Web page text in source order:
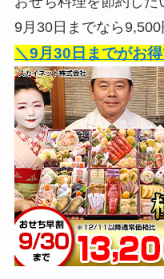
9月30日までなら9,500
＼9月30日までがお